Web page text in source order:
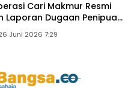
Cari Makmur Resmi
Laporan Dugaan Penipuan,
TPPU
Juni 2026 7:29